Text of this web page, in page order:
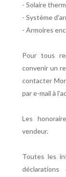
- Solaire
- Système
- Armoires
Pour tous
convenir un
contacter
par e-mail à
Les
vendeur.
Toutes les